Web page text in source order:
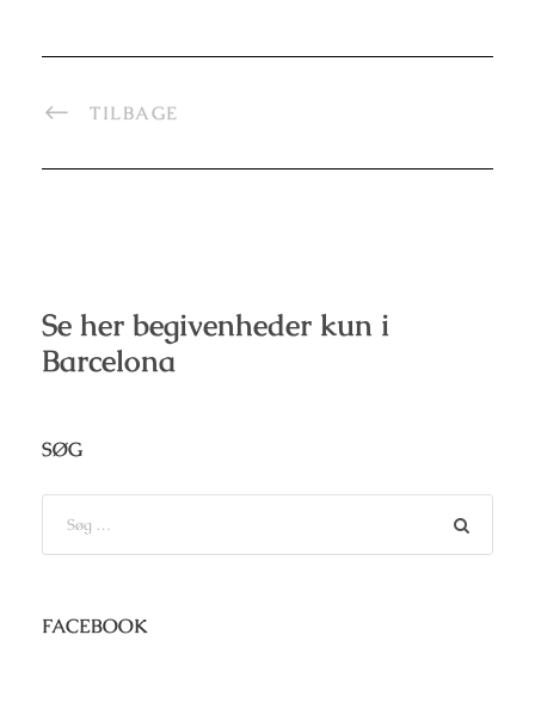
TILBAGE
Se her begivenheder kun i
Barcelona
SØG
FACEBOOK